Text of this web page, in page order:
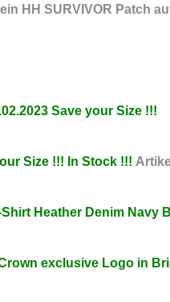
HH SURVIVOR Patch
Save your Size !!!
Size !!! In Stock !!!
Heather Denim Navy
exclusive Logo in